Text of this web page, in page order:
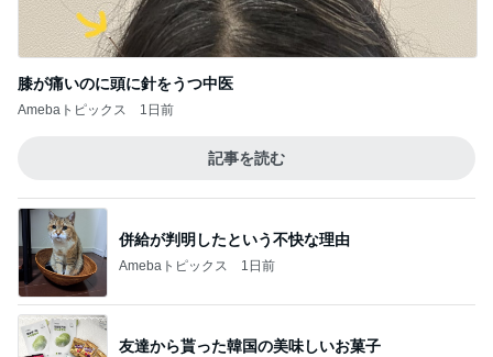
膝が痛いのに頭に針をうつ中医
Amebaトピックス 1日前
記事を読む
併給が判明したという不快な理由
Amebaトピックス 1日前
友達から貰った韓国の美味しいお菓子